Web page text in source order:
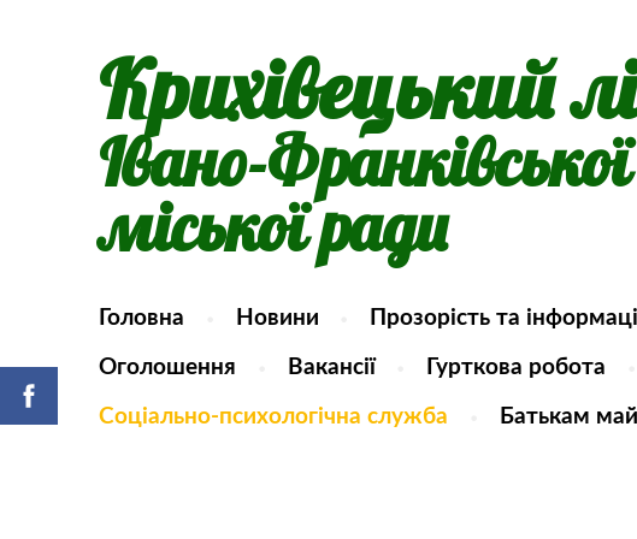
Крихівецький
Івано-Франківської
міської ради
Головна Новини Прозорість та
Оголошення
Вакансії Гурткова робота
Соціально-психологічна служба
Батькам